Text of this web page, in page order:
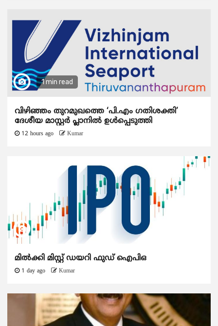
1 min read
വിഴിഞ്ഞം തുറമുഖത്തെ ‘പി.എം ഗതിശക്തി’
ദേശീയ മാസ്റ്റർ പ്ലാനിൽ ഉൾപ്പെടുത്തി
12 hours ago Kumar
മിൽക്കി മിസ്റ്റ് ഡയറി ഫുഡ് ഐപിഒ
1 day ago Kumar